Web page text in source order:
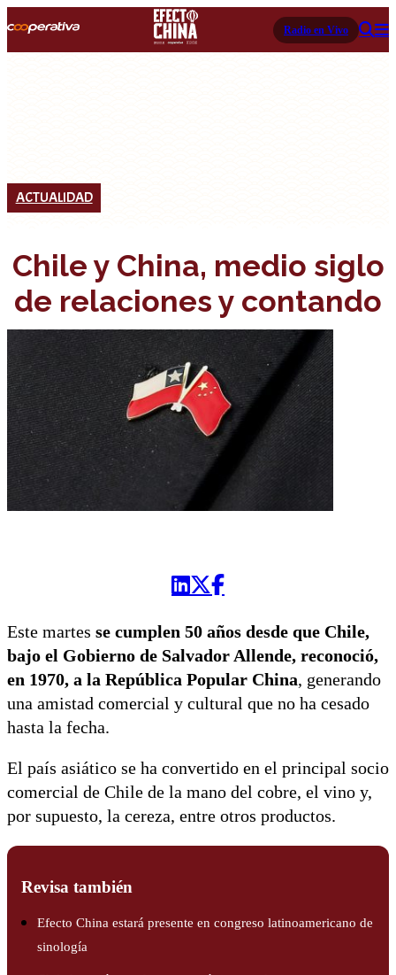
Radio en Vivo
ACTUALIDAD
Chile y China, medio siglo
de relaciones y contando
Este martes se cumplen 50 años desde que Chile,
bajo el Gobierno de Salvador Allende, reconoció,
en 1970, a la República Popular China, generando
una amistad comercial y cultural que no ha cesado
hasta la fecha.
El país asiático se ha convertido en el principal socio
comercial de Chile de la mano del cobre, el vino y,
por supuesto, la cereza, entre otros productos.
Revisa también
Efecto China estará presente en congreso latinoamericano de
sinología